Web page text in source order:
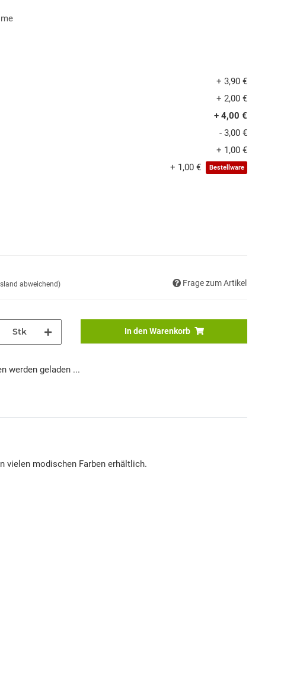
+ 3,90 €
+ 2,00 €
+ 4,00 €
- 3,00 €
+ 1,00 €
+ 1,00 € Bestellware
abweichend) Frage zum Artikel
Stk In den Warenkorb
werden geladen ...
vielen modischen Farben erhältlich.